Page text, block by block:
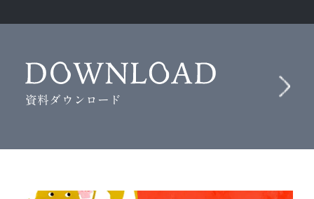
資料ダウンロード